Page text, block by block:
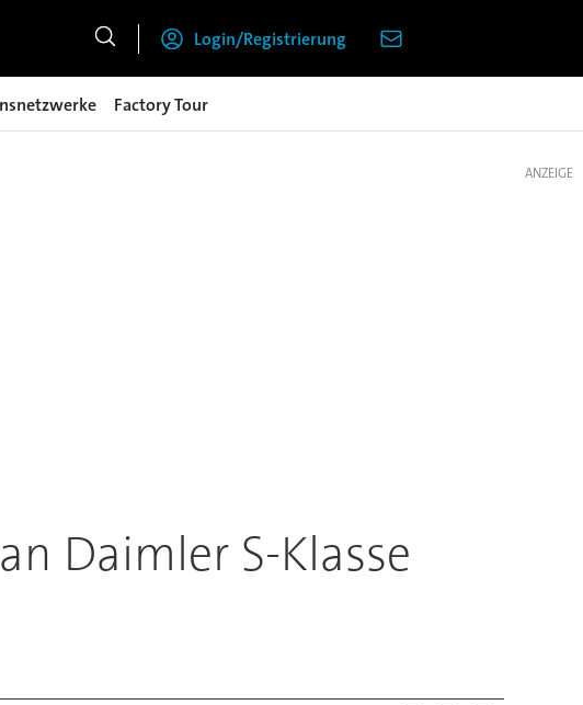
Login/Registrierung
Factory Tour
Daimler S-Klasse
ANZEIGE